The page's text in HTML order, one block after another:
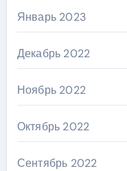
Январь 2023
Декабрь 2022
Ноябрь 2022
Октябрь 2022
Сентябрь 2022